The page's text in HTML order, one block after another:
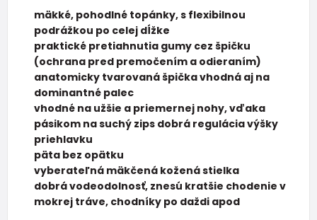
mäkké, pohodlné topánky, s flexibilnou
podrážkou po celej dĺžke
praktické pretiahnutia gumy cez špičku
(ochrana pred premočením a odieraním)
anatomicky tvarovaná špička vhodná aj na
dominantné palec
vhodné na užšie a priemernej nohy, vďaka
pásikom na suchý zips dobrá regulácia výšky
priehlavku
päta bez opätku
vyberateľná mäkčená kožená stielka
dobrá vodeodolnosť, znesú kratšie chodenie v
mokrej tráve, chodníky po daždi apod